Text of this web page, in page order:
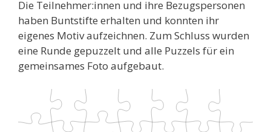
Die Teilnehmer:innen und ihre Bezugspersonen
haben Buntstifte erhalten und konnten ihr
eigenes Motiv aufzeichnen. Zum Schluss wurden
eine Runde gepuzzelt und alle Puzzels für ein
gemeinsames Foto aufgebaut.